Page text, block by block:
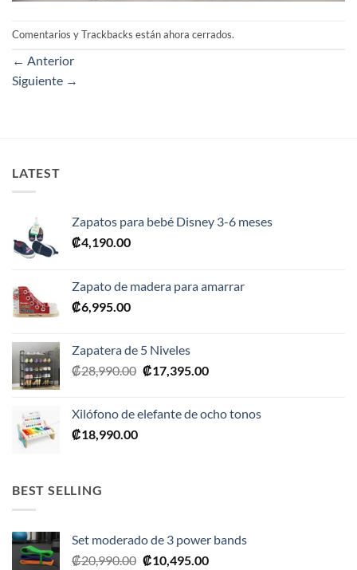
Comentarios y Trackbacks están ahora cerrados.
← Anterior
Siguiente →
LATEST
Zapatos para bebé Disney 3-6 meses
₡4,190.00
Zapato de madera para amarrar
₡6,995.00
Zapatera de 5 Niveles
₡28,990.00 El
era:
₡17,395.00El
es:
Xilófono de elefante de ocho tonos
₡18,990.00
BEST SELLING
Set moderado de 3 power bands
₡20,990.00 El
₡10,495.00El